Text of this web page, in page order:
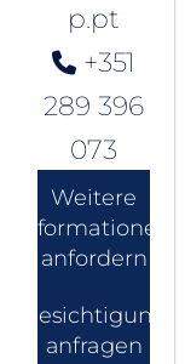
p.pt
+351
289 396
073
Weitere
Informationen
anfordern
Besichtigung
anfragen